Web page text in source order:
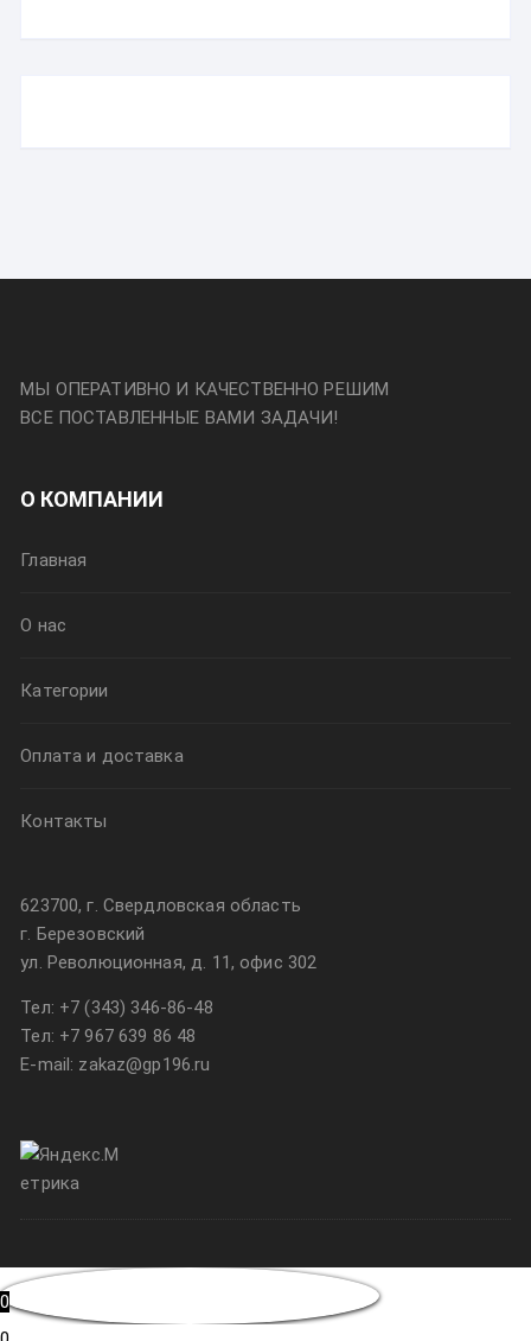
МЫ ОПЕРАТИВНО И КАЧЕСТВЕННО РЕШИМ
ВСЕ ПОСТАВЛЕННЫЕ ВАМИ ЗАДАЧИ!
О КОМПАНИИ
Главная
О нас
Категории
Оплата и доставка
Контакты
623700, г. Свердловская область
г. Березовский
ул. Революционная, д. 11, офис 302
Тел: +7 (343) 346-86-48
Тел: +7 967 639 86 48
E-mail: zakaz@gp196.ru
0